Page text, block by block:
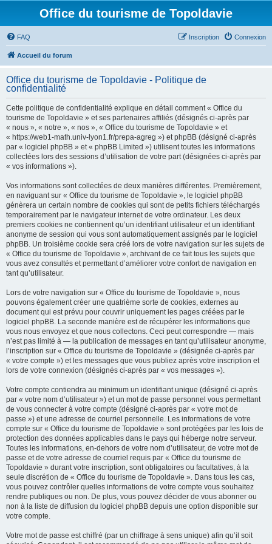
Office du tourisme de Topoldavie
FAQ Connexion
Inscription
Accueil du forum
Office du tourisme de Topoldavie - Politique de
confidentialité
Cette politique de confidentialité explique en détail comment « Office du
tourisme de Topoldavie » et ses partenaires affiliés (désignés ci-après par
« nous », « notre », « nos », « Office du tourisme de Topoldavie » et
« https://web1-math.univ-lyon1.fr/prepa-agreg ») et phpBB (désigné ci-après
par « logiciel phpBB » et « phpBB Limited ») utilisent toutes les informations
collectées lors des sessions d’utilisation de votre part (désignées ci-après par
« vos informations »).
Vos informations sont collectées de deux manières différentes. Premièrement,
en naviguant sur « Office du tourisme de Topoldavie », le logiciel phpBB
génèrera un certain nombre de cookies qui sont de petits fichiers téléchargés
temporairement par le navigateur internet de votre ordinateur. Les deux
premiers cookies ne contiennent qu’un identifiant utilisateur et un identifiant
anonyme de session qui vous sont automatiquement assignés par le logiciel
phpBB. Un troisième cookie sera créé lors de votre navigation sur les sujets de
« Office du tourisme de Topoldavie », archivant de ce fait tous les sujets que
vous avez consultés et permettant d’améliorer votre confort de navigation en
tant qu’utilisateur.
Lors de votre navigation sur « Office du tourisme de Topoldavie », nous
pouvons également créer une quatrième sorte de cookies, externes au
document qui est prévu pour couvrir uniquement les pages créées par le
logiciel phpBB. La seconde manière est de récupérer les informations que
vous nous envoyez et que nous collectons. Ceci peut correspondre — mais
n’est pas limité à — la publication de messages en tant qu’utilisateur anonyme,
l’inscription sur « Office du tourisme de Topoldavie » (désignée ci-après par
« votre compte ») et les messages que vous publiez après votre inscription et
lors de votre connexion (désignés ci-après par « vos messages »).
Votre compte contiendra au minimum un identifiant unique (désigné ci-après
par « votre nom d’utilisateur ») et un mot de passe personnel vous permettant
de vous connecter à votre compte (désigné ci-après par « votre mot de
passe ») et une adresse de courriel personnelle. Les informations de votre
compte sur « Office du tourisme de Topoldavie » sont protégées par les lois de
protection des données applicables dans le pays qui héberge notre serveur.
Toutes les informations, en-dehors de votre nom d’utilisateur, de votre mot de
passe et de votre adresse de courriel requis par « Office du tourisme de
Topoldavie » durant votre inscription, sont obligatoires ou facultatives, à la
seule discrétion de « Office du tourisme de Topoldavie ». Dans tous les cas,
vous pouvez contrôler quelles informations de votre compte vous souhaitez
rendre publiques ou non. De plus, vous pouvez décider de vous abonner ou
non à la liste de diffusion du logiciel phpBB depuis une option disponible sur
votre compte.
Votre mot de passe est chiffré (par un chiffrage à sens unique) afin qu’il soit